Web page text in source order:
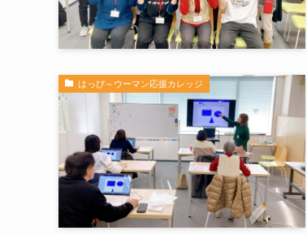
はっぴ～ウーマン応援カレッジ